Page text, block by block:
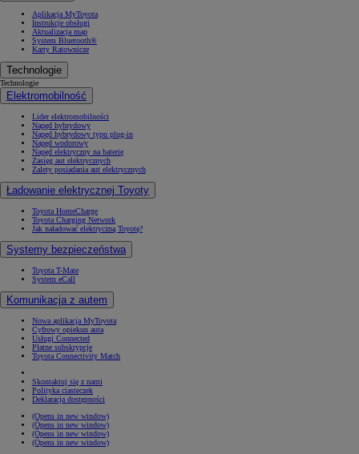
Aplikacja MyToyota
Instrukcje obsługi
Aktualizacja map
System Bluetooth®
Karty Ratownicze
Technologie
Technologie
Elektromobilność
Lider elektromobilności
Napęd hybrydowy
Napęd hybrydowy typu plug-in
Napęd wodorowy
Napęd elektryczny na baterię
Zasięg aut elektrycznych
Zalety posiadania aut elektrycznych
Ładowanie elektrycznej Toyoty
Toyota HomeCharge
Toyota Charging Network
Jak naładować elektryczną Toyotę?
Systemy bezpieczeństwa
Toyota T-Mate
System eCall
Komunikacja z autem
Nowa aplikacja MyToyota
Cyfrowy opiekun auta
Usługi Connected
Płatne subskrypcje
Toyota Connectivity Match
Skontaktuj się z nami
Polityka ciasteczek
Deklaracja dostępności
(Opens in new window)
(Opens in new window)
(Opens in new window)
(Opens in new window)